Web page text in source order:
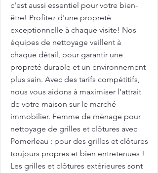
c'est aussi essentiel pour votre bien-
être! Profitez d'une propreté
exceptionnelle à chaque visite! Nos
équipes de nettoyage veillent à
chaque détail, pour garantir une
propreté durable et un environnement
plus sain. Avec des tarifs compétitifs,
nous vous aidons à maximiser l'attrait
de votre maison sur le marché
immobilier. Femme de ménage pour
nettoyage de grilles et clôtures avec
Pomerleau : pour des grilles et clôtures
toujours propres et bien entretenues !
Les grilles et clôtures extérieures sont